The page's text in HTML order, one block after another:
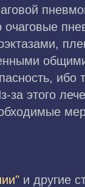
этого
и другие